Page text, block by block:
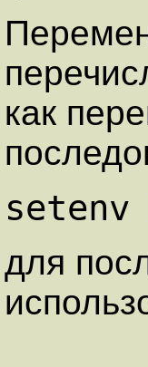
как
setenv
для